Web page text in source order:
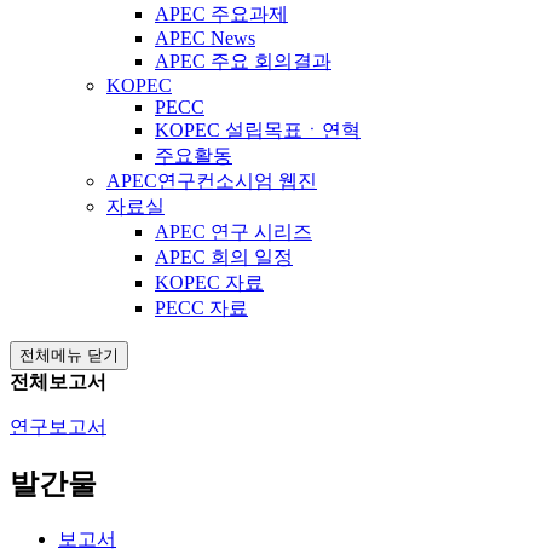
APEC 주요과제
APEC News
APEC 주요 회의결과
KOPEC
PECC
KOPEC 설립목표ㆍ연혁
주요활동
APEC연구컨소시엄 웹진
자료실
APEC 연구 시리즈
APEC 회의 일정
KOPEC 자료
PECC 자료
전체메뉴 닫기
전체보고서
연구보고서
발간물
보고서